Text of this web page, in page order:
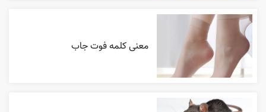
معنی کلمه فوت جاب